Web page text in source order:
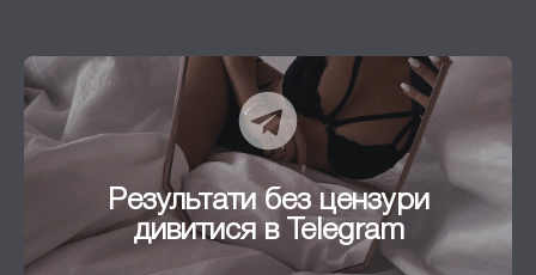
Результати без цензури
дивитися в Telegram
Результати без цензури
дивитися в Telegram
Перейти